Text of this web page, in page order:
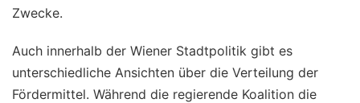
Zwecke.
Auch innerhalb der Wiener Stadtpolitik gibt es
unterschiedliche Ansichten über die Verteilung der
Fördermittel. Während die regierende Koalition die